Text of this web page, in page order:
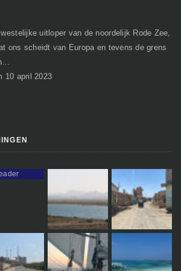
uitloper van de noordelijk Rode Zee,
ons scheidt van Europa en tevens de grens
10 april 2023